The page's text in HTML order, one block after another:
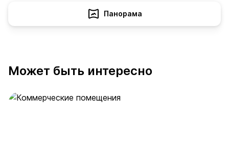
Панорама
Может быть интересно